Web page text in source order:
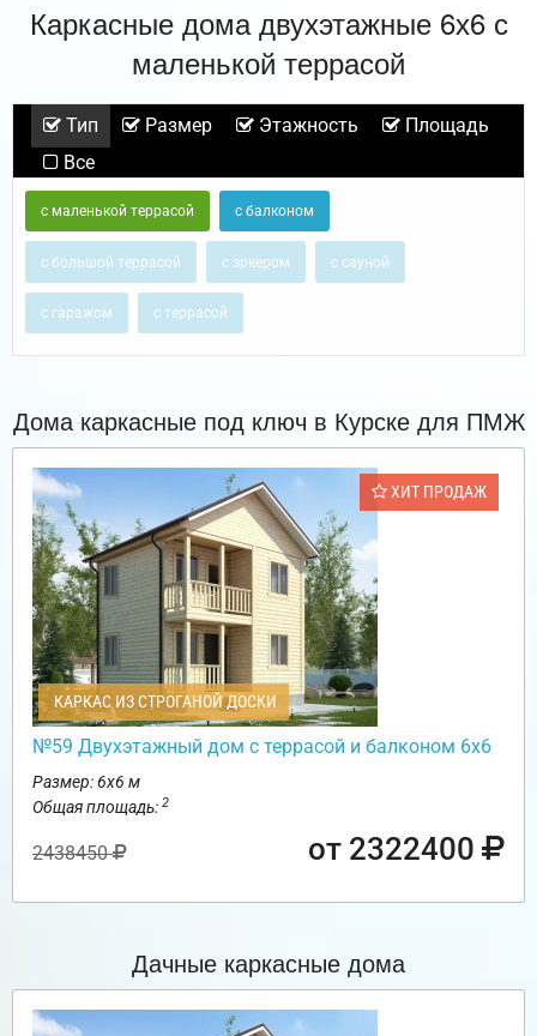
Каркасные дома двухэтажные 6х6 с
маленькой террасой
Тип Размер Этажность
Площадь
Все
с маленькой террасой с балконом
с большой террасой с эркером с сауной
с гаражом с террасой
Дома каркасные под ключ в Курске для ПМЖ
ХИТ ПРОДАЖ
КАРКАС ИЗ СТРОГАНОЙ ДОСКИ
№59 Двухэтажный дом с террасой и балконом 6х6
Размер: 6х6 м
Общая площадь: 2
2438450 от 2322400
Дачные каркасные дома